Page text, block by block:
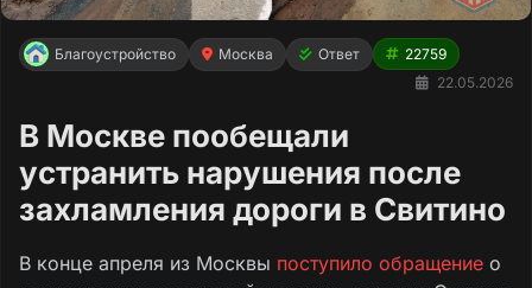
Благоустройство Москва Ответ
22759
22.05.2026
В Москве пообещали
устранить нарушения после
захламления дороги в Свитино
В конце апреля из Москвы поступило обращение о